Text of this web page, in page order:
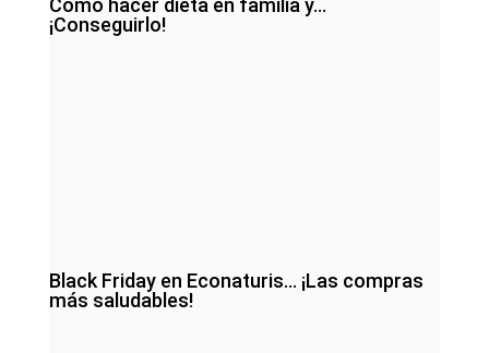
Cómo hacer dieta en familia y…
¡Conseguirlo!
Black Friday en Econaturis… ¡Las compras
más saludables!